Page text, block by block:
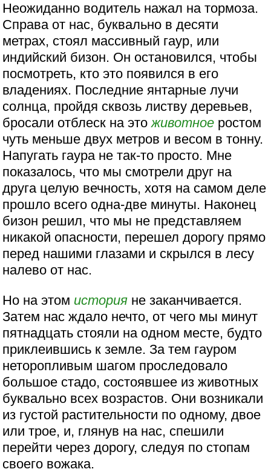
Неожиданно водитель нажал на тормоза.
Справа от нас, буквально в десяти
метрах, стоял массивный гаур, или
индийский бизон. Он остановился, чтобы
посмотреть, кто это появился в его
владениях. Последние янтарные лучи
солнца, пройдя сквозь листву деревьев,
бросали отблеск на этоживотное ростом
чуть меньше двух метров и весом в тонну.
Напугать гаура не так-то просто. Мне
показалось, что мы смотрели друг на
друга целую вечность, хотя на самом деле
прошло всего одна-две минуты. Наконец
бизон решил, что мы не представляем
никакой опасности, перешел дорогу прямо
перед нашими глазами и скрылся в лесу
налево от нас.
Но на этом история не заканчивается.
Затем нас ждало нечто, от чего мы минут
пятнадцать стояли на одном месте, будто
приклеившись к земле. За тем гауром
неторопливым шагом проследовало
большое стадо, состоявшее из животных
буквально всех возрастов. Они возникали
из густой растительности по одному, двое
или трое, и, глянув на нас, спешили
перейти через дорогу, следуя по стопам
своего вожака.